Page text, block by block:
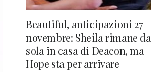
Beautiful, anticipazioni 27
novembre: Sheila rimane da
sola in casa di Deacon, ma
Hope sta per arrivare